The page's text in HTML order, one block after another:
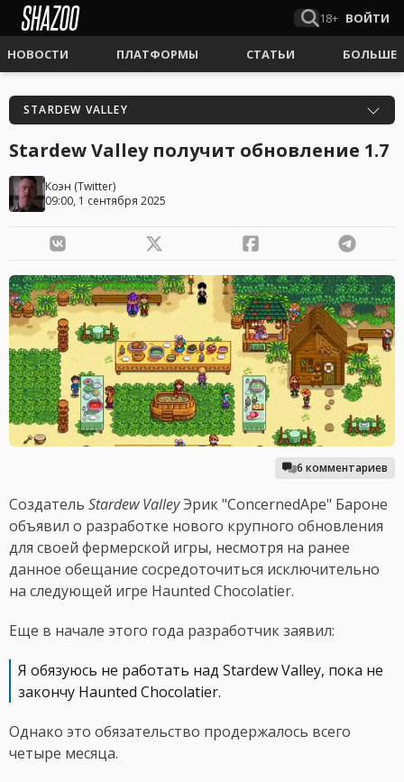
18+ ВОЙТИ
НОВОСТИ ПЛАТФОРМЫ СТАТЬИ БОЛЬШЕ
STARDEW VALLEY
Stardew Valley получит обновление 1.7
Коэн (Twitter)
09:00, 1 сентября 2025
6 комментариев
Создатель Stardew ValleyЭрик "ConcernedApe" Бароне
объявил о разработке нового крупного обновления
для своей фермерской игры, несмотря на ранее
данное обещание сосредоточиться исключительно
на следующей игре Haunted Chocolatier.
Еще в начале этого года разработчик заявил:
Я обязуюсь не работать над Stardew Valley, пока не
закончу Haunted Chocolatier.
Однако это обязательство продержалось всего
четыре месяца.